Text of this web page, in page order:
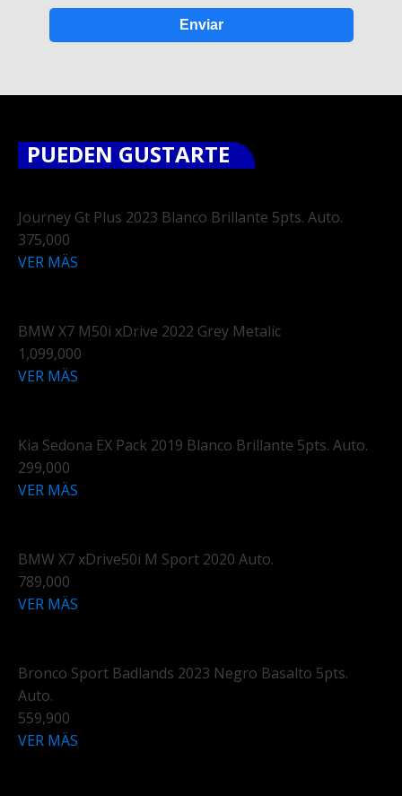
PUEDEN GUSTARTE
Journey Gt Plus 2023 Blanco Brillante 5pts. Auto.
375,000
VER MÄS
BMW X7 M50i xDrive 2022 Grey Metalic
1,099,000
VER MÄS
Kia Sedona EX Pack 2019 Blanco Brillante 5pts. Auto.
299,000
VER MÄS
BMW X7 xDrive50i M Sport 2020 Auto.
789,000
VER MÄS
Bronco Sport Badlands 2023 Negro Basalto 5pts.
Auto.
559,900
VER MÄS